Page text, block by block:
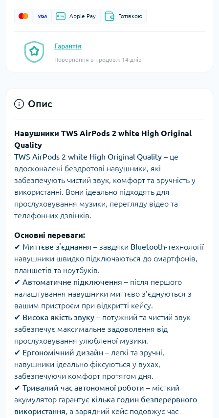
Apple Pay Готівкою
Гарантія
Повернення в продовж 14 днів
Опис
Навушники TWS AirPods 2 white High Original
Quality
TWS AirPods 2 white High Original Quality – це
вдосконалені бездротові навушники, які
забезпечують чистий звук, комфорт та зручність у
використанні. Вони ідеально підходять для
прослуховування музики, перегляду відео та
телефонних дзвінків.
Основні переваги:
✔ Миттєве з'єднання – завдяки Bluetooth-технології
навушники швидко підключаються до смартфонів,
планшетів та ноутбуків.
✔ Автоматичне підключення – після першого
налаштування навушники миттєво з’єднуються з
вашим пристроєм при відкритті кейсу.
✔ Висока якість звуку – потужний та чистий звук
забезпечує максимальне задоволення від
прослуховування улюбленої музики.
✔ Ергономічний дизайн – легкі та зручні,
навушники ідеально фіксуються у вухах,
забезпечуючи комфорт протягом дня.
✔ Тривалий час автономної роботи – місткий
акумулятор гарантує кілька годин безперервного
використання, а зарядний кейс подовжує час